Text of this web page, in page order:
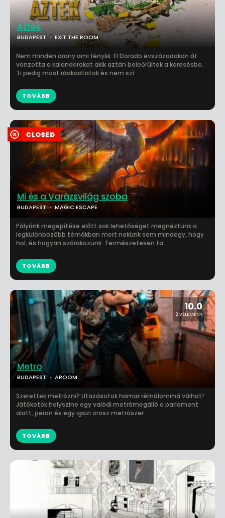
Mi és a Varázsvilág szoba
BUDAPEST MAGIC ESCAPE
Pályánk megépítése előtt sok lehetőséget megnéztünk a
legkülönbözőbb témákban mert nekünk sem mindegy, hogy
hol, és hogyan szórakozunk. Természetesen ta...
TOVÁBB
Azték
BUDAPEST EXIT THE ROOM
Nem minden arany ami fénylik. El Dorado évszázadokon át
vonzotta a kalandorokat akik aztán beleőrültek a keresésbe.
Ti pedig most ráakadtatok és nem szí...
TOVÁBB
10.0
2 VÉLEMÉNY
Metro
BUDAPEST AROOM
Szerettek metrózni? Utazásotok hamar rémálommá válhat!
Játékotok helyszíne egy valódi metrómegálló a parlament
alatt, peron és egy igazi orosz metrószer...
TOVÁBB